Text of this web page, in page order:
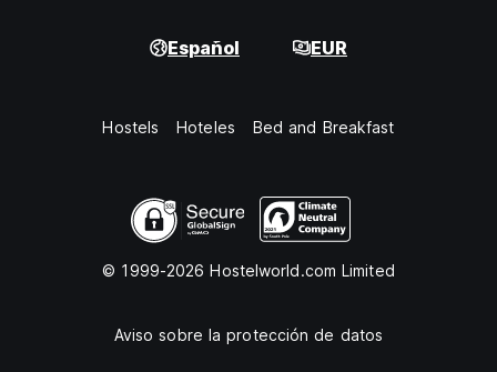
Español EUR
Hostels Hoteles Bed and Breakfast
© 1999-2026 Hostelworld.com Limited
Aviso sobre la protección de datos